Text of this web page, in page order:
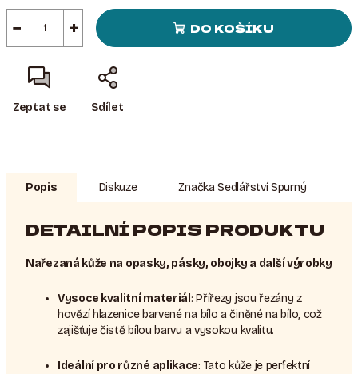
+
− DO KOŠÍKU
Zeptat se Sdílet
Popis Diskuze ZnačkaSedlářství Spurný
DETAILNÍ POPIS PRODUKTU
Nařezaná kůže na opasky, pásky, obojky a další výrobky
Vysoce kvalitní materiál : Přířezy jsou řezány z
hovězí hlazenice barvené na bílo a činěné na bílo, což
zajišťuje čistě bílou barvu a vysokou kvalitu.
Ideální pro různé aplikace: Tato kůže je perfektní